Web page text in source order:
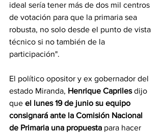
ideal sería tener más de dos mil centros
de votación para que la primaria sea
robusta, no solo desde el punto de vista
técnico si no también de la
participación".
El político opositor y ex gobernador del
estado Miranda, Henrique Capriles dijo
que el lunes 19 de junio su equipo
consignará ante la Comisión Nacional
de Primaria una propuesta para hacer